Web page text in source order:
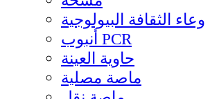
وعاء الثقافة البيولوجية
أنبوب PCR
حاوية العينة
ماصة مصلية